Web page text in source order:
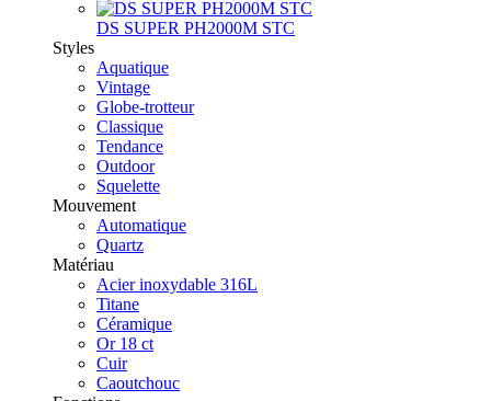
DS SUPER PH2000M STC
Styles
Aquatique
Vintage
Globe-trotteur
Classique
Tendance
Outdoor
Squelette
Mouvement
Automatique
Quartz
Matériau
Acier inoxydable 316L
Titane
Céramique
Or 18 ct
Cuir
Caoutchouc